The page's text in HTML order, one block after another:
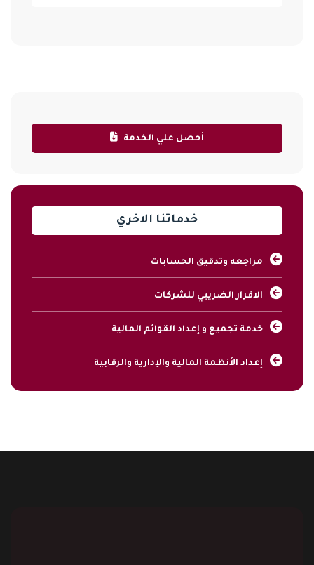
أحصل علي الخدمة
خدماتنا الاخري
مراجعه وتدقيق الحسابات
الاقرار الضريبي للشركات
خدمة تجميع و إعداد القوائم المالية
إعداد الأنظمة المالية والإدارية والرقابية